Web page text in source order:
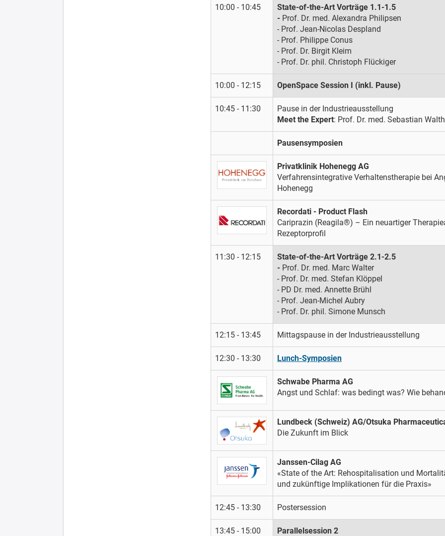
10:00 - 10:45
State-of-the-Art Vorträge 1.1-1.5
- Prof. Dr. med. Alexandra Philipsen
- Prof. Jean-Nicolas Despland
- Prof. Philippe Conus
- Prof. Dr. Birgit Kleim
- Prof. Dr. phil. Christoph Flückiger
10:00 - 12:15 OpenSpace Session I (inkl. Pause)
10:45 - 11:30
Pause in der Industrieausstellung
Meet the Expert: Prof. Dr. med. Sebastian
Pausensymposien
Privatklinik Hohenegg AG
Verfahrensintegrative Verhaltenstherapie bei
Hohenegg
Recordati - Product Flash
Cariprazin (Reagila®) – Ein neuartiger
Rezeptorprofil
11:30 - 12:15
State-of-the-Art Vorträge 2.1-2.5
- Prof. Dr. med. Marc Walter
- Prof. Dr. med. Stefan Klöppel
- PD Dr. med. Annette Brühl
- Prof. Jean-Michel Aubry
- Prof. Dr. phil. Simone Munsch
12:15 - 13:45 Mittagspause in der Industrieausstellung
12:30 - 13:30 Lunch-Symposien
Schwabe Pharma AG
Angst und Schlaf: was bedingt was? Wie
Lundbeck (Schweiz) AG/Otsuka
Die Zukunft im Blick
Janssen-Cilag AG
«State of the Art: Rehospitalisation und
und zukünftige Implikationen für die Praxis»
12:45 - 13:30 Postersession
13:45 - 15:00 Parallelsession 2